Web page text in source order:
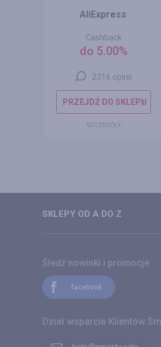
AliExpress
Cashback
do 5.00%
2316 opinii
PRZEJDŹ DO SKLEPU
SZCZEGÓŁY
SKLEPY OD A DO Z
Śledź nowinki i promocje
facebook
Dział wsparcia Klientów